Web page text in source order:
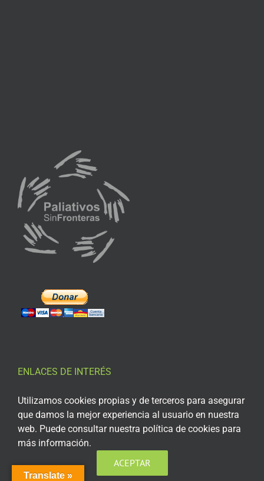
ENLACES DE INTERÉS
Aviso Legal
Política de privacidad
Política de privacidad Redes Sociales
Política de cookies
Translate »
Utilizamos cookies propias y de terceros para asegurar
que damos la mejor experiencia al usuario en nuestra
web. Puede consultar nuestra política de cookies para
más información.
ACEPTAR